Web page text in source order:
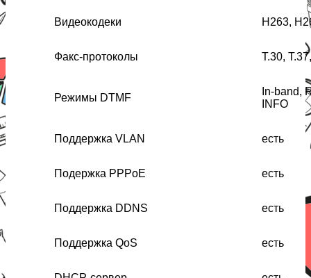
Видеокодеки H263,
Факс-протоколы Т.30,
Режимы DTMF
In-band,
INFO
Поддержка VLAN есть
Подержка PPPoE есть
Поддержка DDNS есть
Поддержка QoS есть